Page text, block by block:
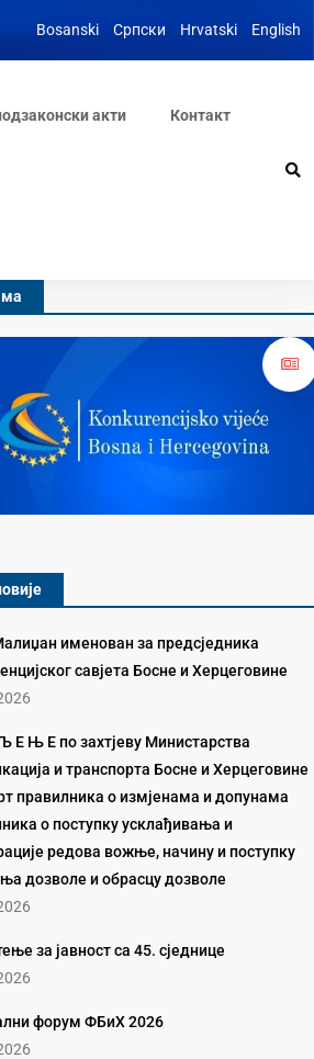
Bosanski Српски Hrvatski English
акти Контакт
именован за предсједника
савјета Босне и Херцеговине
Њ Е по захтјеву Министарства
и транспорта Босне и Херцеговине
правилника о измјенама и допунама
о поступку усклађивања и
редова вожње, начину и поступку
дозволе и обрасцу дозволе
за јавност са 45. сједнице
форум ФБиХ 2026